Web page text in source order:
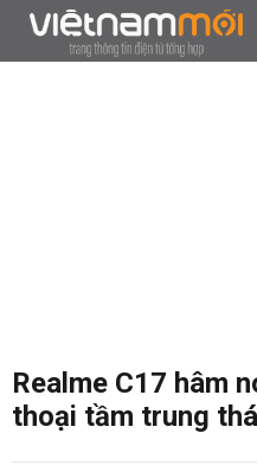
Realme C17 hâm
thoại tầm trung